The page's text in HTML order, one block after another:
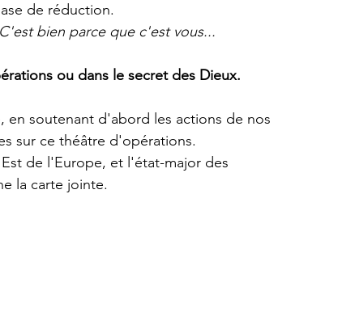
de réduction.
bien parce que c'est vous...
ou dans le secret des Dieux.
soutenant d'abord les actions de nos
sur ce théâtre d'opérations.
de l'Europe, et l'état-major des
la carte jointe.